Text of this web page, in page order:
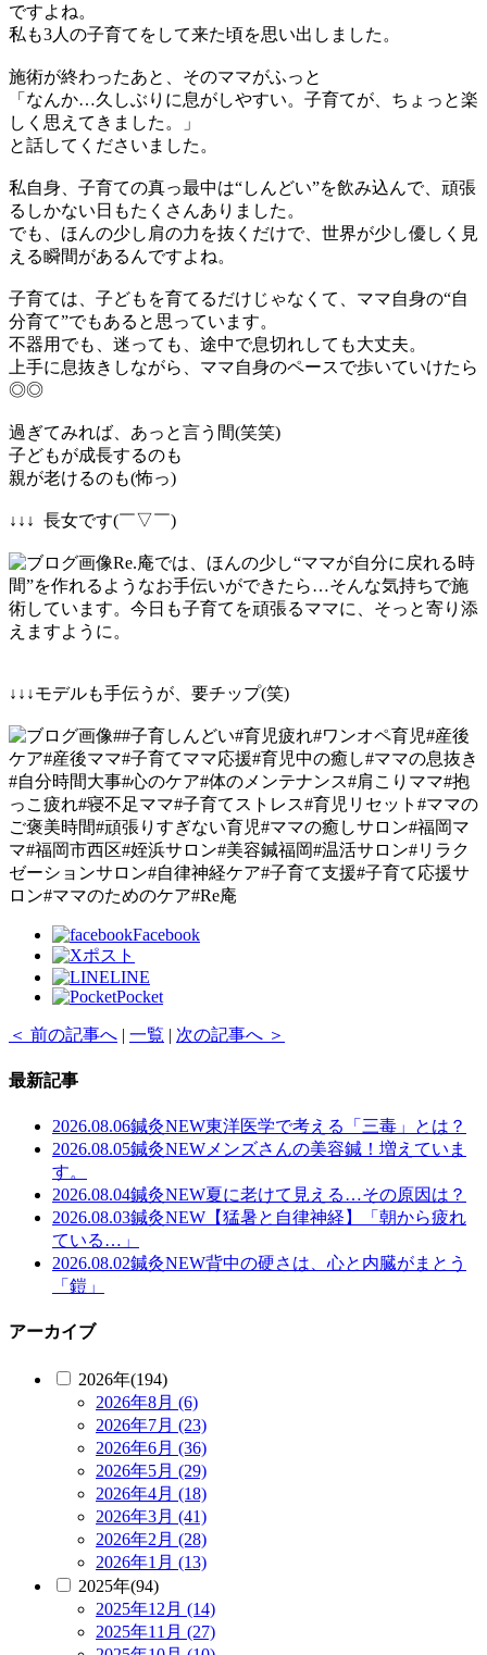
ですよね。
私も3人の子育てをして来た頃を思い出しました。
施術が終わったあと、そのママがふっと
「なんか…久しぶりに息がしやすい。子育てが、ちょっと楽
しく思えてきました。」
と話してくださいました。
私自身、子育ての真っ最中は“しんどい”を飲み込んで、頑張
るしかない日もたくさんありました。
でも、ほんの少し肩の力を抜くだけで、世界が少し優しく見
える瞬間があるんですよね。
子育ては、子どもを育てるだけじゃなくて、ママ自身の“自
分育て”でもあると思っています。
不器用でも、迷っても、途中で息切れしても大丈夫。
上手に息抜きしながら、ママ自身のペースで歩いていけたら
◎◎
過ぎてみれば、あっと言う間(笑笑)
子どもが成長するのも
親が老けるのも(怖っ)
↓↓↓ 長女です(￣▽￣)
Re.庵では、ほんの少し“ママが自分に戻れる時
間”を作れるようなお手伝いができたら…そんな気持ちで施
術しています。今日も子育てを頑張るママに、そっと寄り添
えますように。
↓↓↓モデルも手伝うが、要チップ(笑)
##子育しんどい#育児疲れ#ワンオペ育児#産後
ケア#産後ママ#子育てママ応援#育児中の癒し#ママの息抜き
#自分時間大事#心のケア#体のメンテナンス#肩こりママ#抱
っこ疲れ#寝不足ママ#子育てストレス#育児リセット#ママの
ご褒美時間#頑張りすぎない育児#ママの癒しサロン#福岡マ
マ#福岡市西区#姪浜サロン#美容鍼福岡#温活サロン#リラク
ゼーションサロン#自律神経ケア#子育て支援#子育て応援サ
ロン#ママのためのケア#Re庵
Facebook
ポスト
LINE
Pocket
＜ 前の記事へ | 一覧 | 次の記事へ ＞
最新記事
2026.08.06鍼灸NEW東洋医学で考える「三毒」とは？
2026.08.05鍼灸NEW メンズさんの美容鍼！増えていま
す。
2026.08.04鍼灸NEW夏に老けて見える…その原因は？
2026.08.03鍼灸NEW 【猛暑と自律神経】「朝から疲れ
ている…」
2026.08.02鍼灸NEW背中の硬さは、心と内臓がまとう
「鎧」
アーカイブ
2026年(194)
2026年8月 (6)
2026年7月 (23)
2026年6月 (36)
2026年5月 (29)
2026年4月 (18)
2026年3月 (41)
2026年2月 (28)
2026年1月 (13)
2025年(94)
2025年12月 (14)
2025年11月 (27)